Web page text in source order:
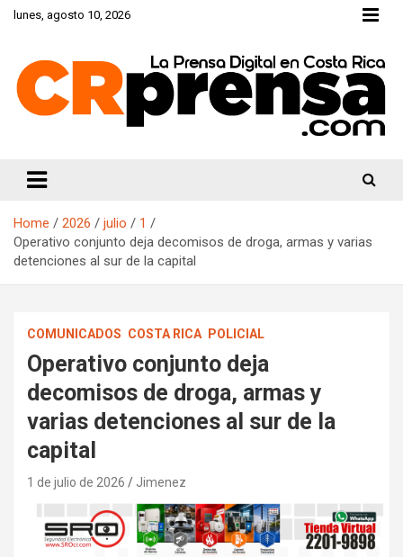
Skiplunes, agosto 10, 2026
Home 2026 julio
1
Operativo conjunto deja decomisos de droga, armas y varias
detenciones al sur de la capital
COMUNICADOS COSTA RICA POLICIAL
Operativo conjunto deja
decomisos de droga, armas y
varias detenciones al sur de la
capital
1 de julio de 2026 Jimenez